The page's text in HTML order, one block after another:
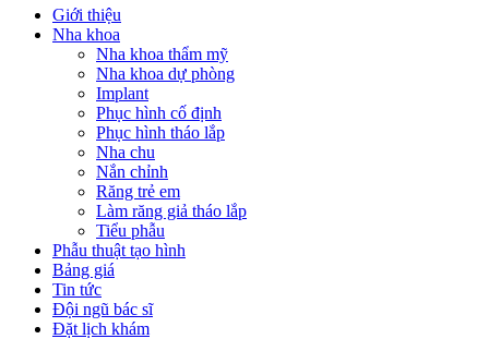
Giới thiệu
Nha khoa
Nha khoa thẩm mỹ
Nha khoa dự phòng
Implant
Phục hình cố định
Phục hình tháo lắp
Nha chu
Nắn chỉnh
Răng trẻ em
Làm răng giả tháo lắp
Tiểu phẫu
Phẫu thuật tạo hình
Bảng giá
Tin tức
Đội ngũ bác sĩ
Đặt lịch khám